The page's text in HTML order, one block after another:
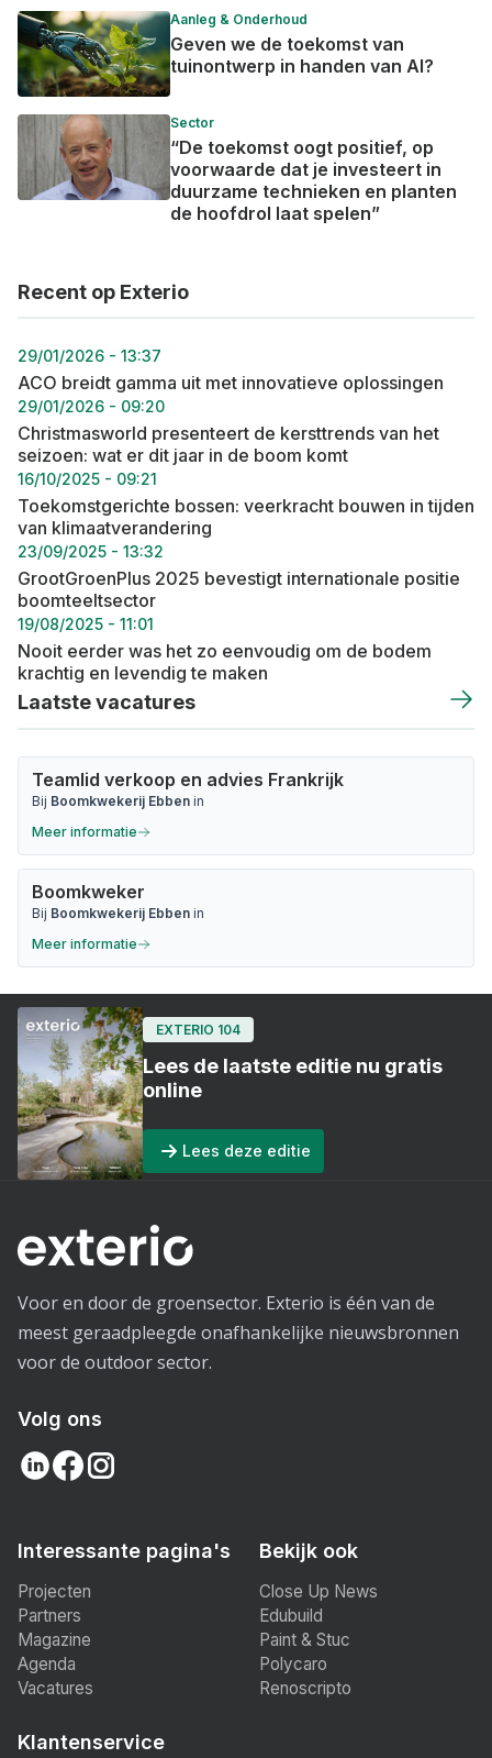
Aanleg & Onderhoud
Geven we de toekomst van
tuinontwerp in handen van AI?
Sector
“De toekomst oogt positief, op
voorwaarde dat je investeert in
duurzame technieken en planten
de hoofdrol laat spelen”
Recent op Exterio
29/01/2026 - 13:37
ACO breidt gamma uit met innovatieve oplossingen
29/01/2026 - 09:20
Christmasworld presenteert de kersttrends van het
seizoen: wat er dit jaar in de boom komt
16/10/2025 - 09:21
Toekomstgerichte bossen: veerkracht bouwen in tijden
van klimaatverandering
23/09/2025 - 13:32
GrootGroenPlus 2025 bevestigt internationale positie
boomteeltsector
19/08/2025 - 11:01
Nooit eerder was het zo eenvoudig om de bodem
krachtig en levendig te maken
Laatste vacatures
Teamlid verkoop en advies Frankrijk
Bij Boomkwekerij Ebben in
Meer informatie
Boomkweker
Bij Boomkwekerij Ebben in
Meer informatie
EXTERIO 104
Lees de laatste editie nu gratis
online
Lees deze editie
Voor en door de groensector. Exterio is één van de
meest geraadpleegde onafhankelijke nieuwsbronnen
voor de outdoor sector.
Volg ons
Interessante pagina's
Projecten
Partners
Magazine
Agenda
Vacatures
Bekijk ook
Close Up News
Edubuild
Paint & Stuc
Polycaro
Renoscripto
Klantenservice